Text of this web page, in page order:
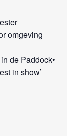
omgeving
de Paddock•
in show’